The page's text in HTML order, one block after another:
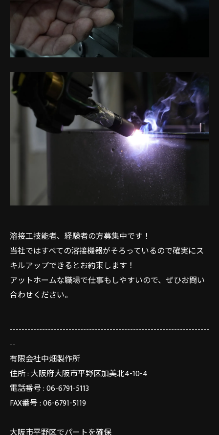
溶接工技能者、経験者の方募集中です！
当社ではすべての溶接機器がそろっているので確実にス
キルアップできるとお約束します！
アットホームな職場で仕事もしやすいので、ぜひお問い
合わせください。
--------------------------------------------------------------------
--
有限会社中畑製作所
住所 : 大阪府大阪市平野区加美北4-10-4
電話番号 : 06-6791-5113
FAX番号 : 06-6791-5119